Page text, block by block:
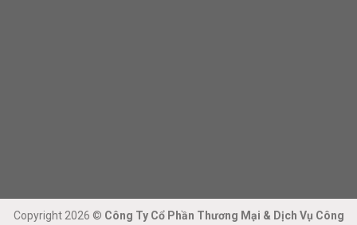
Copyright 2026 © Công Ty Cổ Phần Thương Mại & Dịch Vụ Công